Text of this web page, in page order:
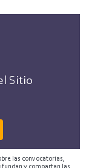
Sitio
las convocatorias,